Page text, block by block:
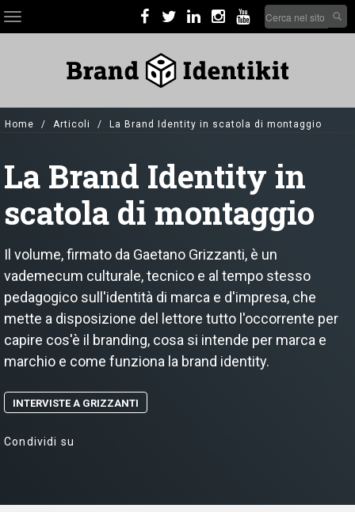
Skip
toToggle
navigation
Search
form
Home Articoli La Brand Identity in scatola di montaggio
La Brand Identity in
scatola di montaggio
Il volume, firmato da Gaetano Grizzanti, è un
vademecum culturale, tecnico e al tempo stesso
pedagogico sull'identità di marca e d'impresa, che
mette a disposizione del lettore tutto l'occorrente per
capire cos'è il branding, cosa si intende per marca e
marchio e come funziona la brand identity.
INTERVISTE A GRIZZANTI
Condividi su